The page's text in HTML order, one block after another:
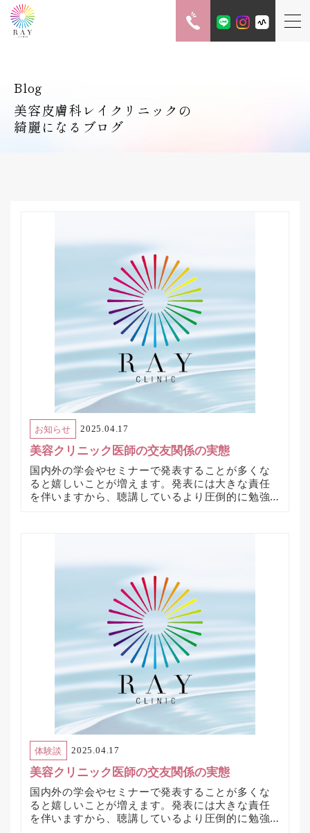
Blog
美容皮膚科レイクリニックの
綺麗になるブログ
お知らせ 2025.04.17
美容クリニック医師の交友関係の実態
国内外の学会やセミナーで発表することが多くな
ると嬉しいことが増えます。発表には大きな責任
を伴いますから、聴講しているより圧倒的に勉強
もともと美容医療を行っている大学病院で勤務し
ていたので、同じ医局で知り合った先生方と情報
交換することができていましたが、それでも開業
後は自分のクリニックで経験することが全てのリ
ソースだったので、情報は限られていました。診
療上の問題解決は自分1人で負ってきたので、孤独
に学ぶ時期が長かったと思います。この学びの孤
独は開業されている多くの先生がお感じのことだ
と思います。そのせいか、休日も返上して勉強会
に参加する先生がとてもたくさんいらっしゃるな
と思います。私は長く、日本の美容医療分野には
情報共有やディスカッションが足りないなと感じ
てきました。だからディスカッションの要望を知
り合う先生に常々伝えてきました。積極的に発表
する機会が増えると、医師と個人的に話す機会も
増えて、この考えに同意して下さる先生に多く出
会うようになりました。みんな一生懸命なので話
し合ううちにとても仲良くなり、今では色んな治
療について話し合ったり、お互いのクリニックを
訪問して治療のやり方を実際に見て学びを深めた
りと、たくさんの情報共有ができるようになりま
体験談 2025.04.17
美容クリニック医師の交友関係の実態
国内外の学会やセミナーで発表することが多くな
ると嬉しいことが増えます。発表には大きな責任
を伴いますから、聴講しているより圧倒的に勉強